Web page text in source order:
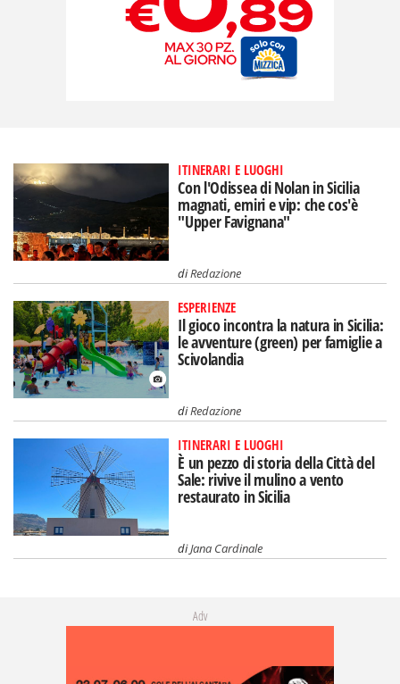
ITINERARI E LUOGHI
Con l'Odissea di Nolan in Sicilia
magnati, emiri e vip: che cos'è
"Upper Favignana"
diRedazione
ESPERIENZE
Il gioco incontra la natura in Sicilia:
le avventure (green) per famiglie a
Scivolandia
diRedazione
ITINERARI E LUOGHI
È un pezzo di storia della Città del
Sale: rivive il mulino a vento
restaurato in Sicilia
diJana Cardinale
Adv